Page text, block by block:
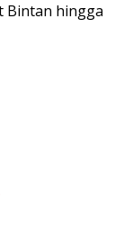
Bintan hingga